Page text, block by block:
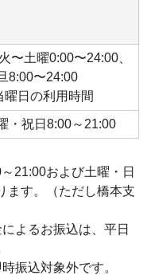
〜土曜0:00〜24:00、
8:00〜24:00
日の利用時間
・祝日8:00～21:00
21:00および土曜・日
ます。（ただし橋本支
よるお振込は、平日
振込対象外です。